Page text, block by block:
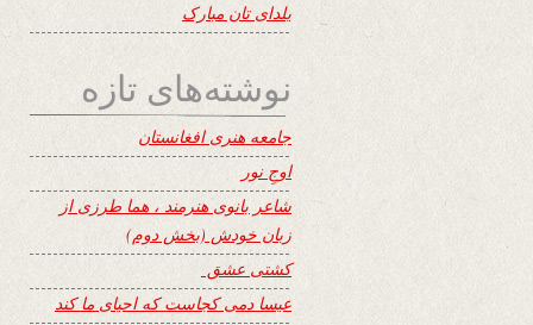
یلدای تان مبارک
نوشته‌های تازه
جامعه هنری افغانستان
اوجِ نور
شاعر بانوی هنرمند ، هما طرزی از
زبان خودش (بخش دوم)
کشتی عشق
عیسا دمی کجاست که احیای ما کند